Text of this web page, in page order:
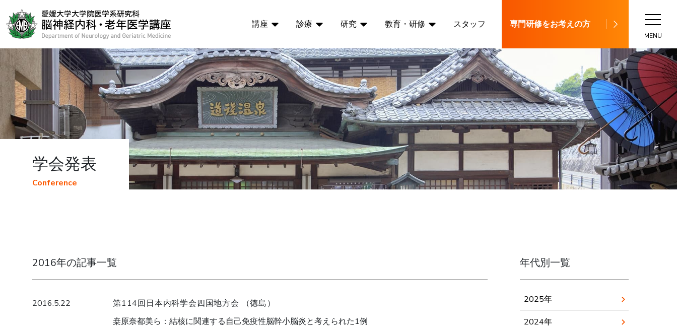
講座 診療 研究 教育・研修 スタッフ 専門研修をお考えの方
MENU
学会発表
Conference
2016年の記事一覧
2016.5.22
第114回日本内科学会四国地方会 （徳島）
桒原奈都美ら
結核に関連する自己免疫性脳幹小脳炎と考えられた1例
年代別一覧
2025年
2024年